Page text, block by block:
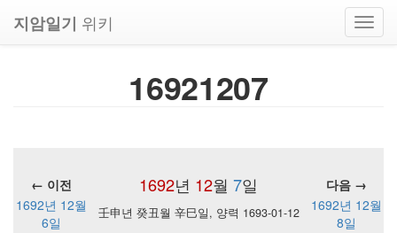
지암일기 위키
16921207
1692년 12월 7일
← 이전
다음 →
1692년 12월
6일
壬申년 癸丑월 辛巳일, 양력 1693-01-12
1692년 12월
8일